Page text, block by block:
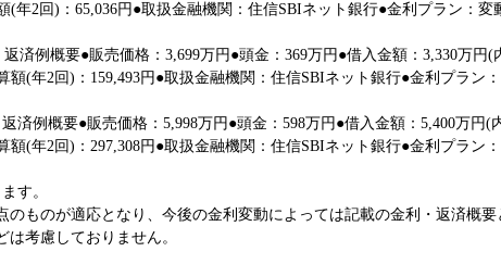
(年2回)：65,036円●取扱金融機関：住信SBIネット銀行●金利プラン：
済例概要●販売価格：3,699万円●頭金：369万円●借入金額：3,330万円
額(年2回)：159,493円●取扱金融機関：住信SBIネット銀行●金利プラン
済例概要●販売価格：5,998万円●頭金：598万円●借入金額：5,400万円
額(年2回)：297,308円●取扱金融機関：住信SBIネット銀行●金利プラン
す。
のものが適応となり、今後の金利変動によっては記載の金利・返済概
考慮しておりません。